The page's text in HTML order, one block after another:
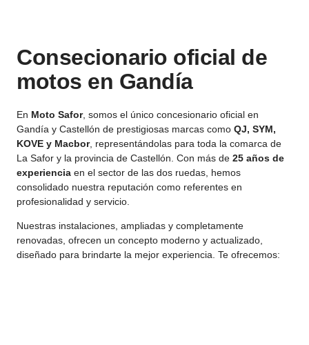
Consecionario oficial de
motos en Gandía
En Moto Safor, somos el único concesionario oficial en
Gandía y Castellón de prestigiosas marcas como QJ, SYM,
KOVE y Macbor, representándolas para toda la comarca de
La Safor y la provincia de Castellón. Con más de 25 años de
experiencia en el sector de las dos ruedas, hemos
consolidado nuestra reputación como referentes en
profesionalidad y servicio.
Nuestras instalaciones, ampliadas y completamente
renovadas, ofrecen un concepto moderno y actualizado,
diseñado para brindarte la mejor experiencia. Te ofrecemos: